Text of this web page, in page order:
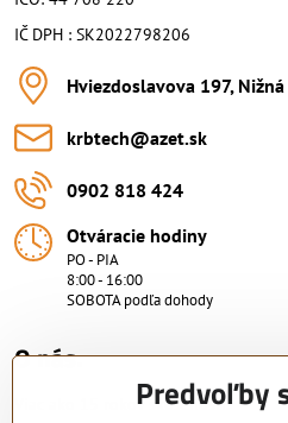
IČ DPH : SK2022798206
Hviezdoslavova 197,
krbtech​@azet​.sk
0902 818 424
Otváracie hodiny
PO - PIA
8:00 - 16:00
SOBOTA podľa dohody
O nás.
Viac ako 15 rokov skúsenosti.
Predvoľby